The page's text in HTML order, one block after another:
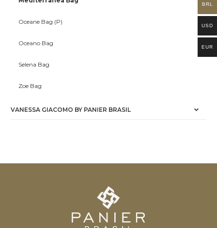
Oceane Bag (P)
Oceano Bag
Selena Bag
Zoe Bag
VANESSA GIACOMO BY PANIER BRASIL
BRL
USD
EUR